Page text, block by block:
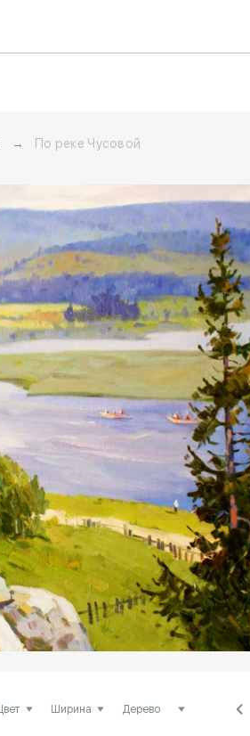
→ По реке Чусовой